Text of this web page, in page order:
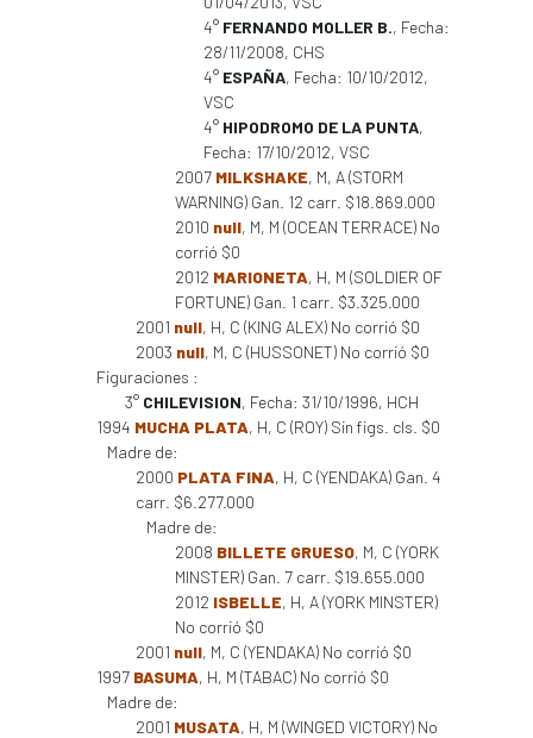
4° FERNANDO MOLLER B., Fecha:
28/11/2008, CHS
4° ESPAÑA, Fecha: 10/10/2012,
VSC
4° HIPODROMO DE LA PUNTA,
Fecha: 17/10/2012, VSC
2007 MILKSHAKE, M, A (STORM
WARNING) Gan. 12 carr. $18.869.000
2010 null, M, M (OCEAN TERRACE) No
corrió $0
2012 MARIONETA, H, M (SOLDIER OF
FORTUNE) Gan. 1 carr. $3.325.000
2001 null, H, C (KING ALEX) No corrió $0
2003 null, M, C (HUSSONET) No corrió $0
Figuraciones :
3° CHILEVISION, Fecha: 31/10/1996, HCH
1994 MUCHA PLATA, H, C (ROY) Sin figs. cls. $0
Madre de:
2000 PLATA FINA, H, C (YENDAKA) Gan. 4
carr. $6.277.000
Madre de:
2008 BILLETE GRUESO, M, C (YORK
MINSTER) Gan. 7 carr. $19.655.000
2012 ISBELLE, H, A (YORK MINSTER)
No corrió $0
2001 null, M, C (YENDAKA) No corrió $0
1997 BASUMA, H, M (TABAC) No corrió $0
Madre de:
2001 MUSATA, H, M (WINGED VICTORY) No